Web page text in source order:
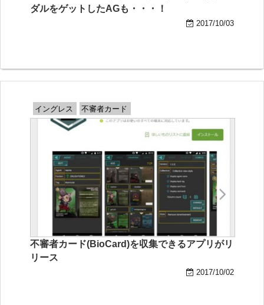
ダルをゲットしたAGも・・・！
2017/10/03
イングレス 不審者カード
不審者カード(BioCard)を収集できるアプリがリ
リース
2017/10/02